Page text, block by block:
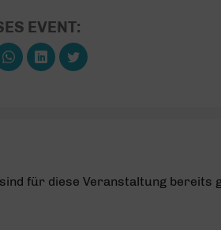
EVENT:
für diese Veranstaltung bereits